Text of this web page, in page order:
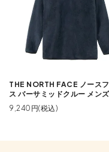
THE NORTH FACE ノース
ス バーサミッドクルー メンズ
9,240円(税込)